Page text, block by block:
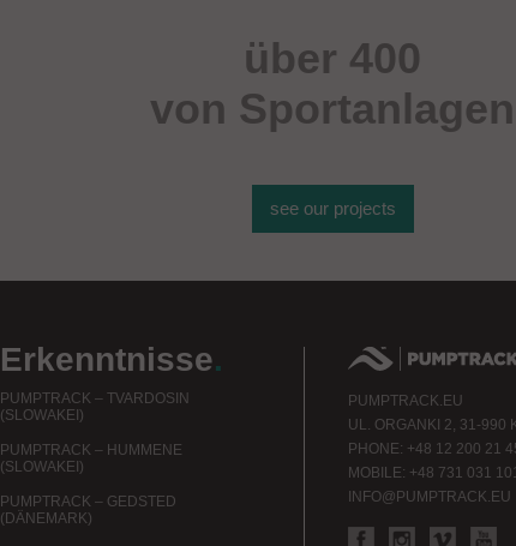
über 400
von Sportanlagen
see our projects
Erkenntnisse.
PUMPTRACK – TVARDOSIN
(SLOWAKEI)
PUMPTRACK – HUMMENE
(SLOWAKEI)
PUMPTRACK – GEDSTED
(DÄNEMARK)
PUMPTRACK.EU
UL. ORGANKI 2, 31-990
PHONE: +48 12 200 21
MOBILE: +48 731 031 101
INFO@PUMPTRACK.EU